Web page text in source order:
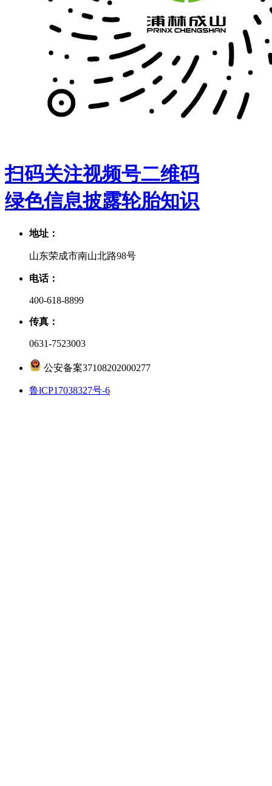
扫码关注视频号二维码
绿色信息披露轮胎知识
地址：
山东荣成市南山北路98号
电话：
400-618-8899
传真：
0631-7523003
公安备案37108202000277
鲁lCP17038327号-6